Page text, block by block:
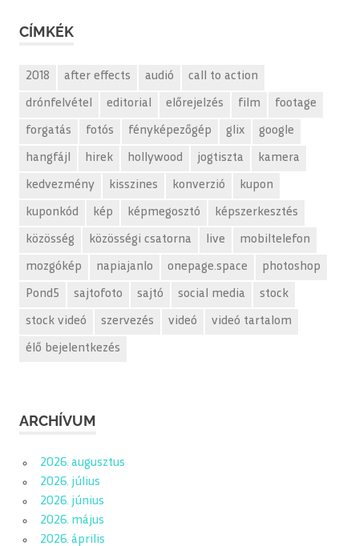
CÍMKÉK
2018 after effects audió call to action
drónfelvétel editorial előrejelzés film footage
forgatás fotós fényképezőgép glix google
hangfájl hirek hollywood jogtiszta kamera
kedvezmény kisszines konverzió kupon
kuponkód kép képmegosztó képszerkesztés
közösség közösségi csatorna live mobiltelefon
mozgókép napiajanlo onepage.space photoshop
Pond5 sajtofoto sajtó social media stock
stock videó szervezés videó videó tartalom
élő bejelentkezés
ARCHÍVUM
2026. augusztus
2026. július
2026. június
2026. május
2026. április